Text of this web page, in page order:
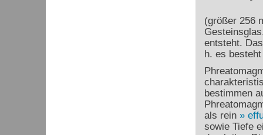
(größer 256
entsteht.
h. es
bestimmen
als rein
sowie Tiefe